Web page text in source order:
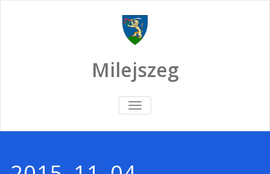
Milejszeg
TOGGLE
NAVIGATION